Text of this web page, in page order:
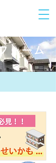
ォーム